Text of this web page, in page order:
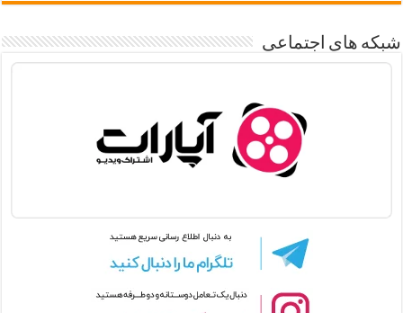
شبکه های اجتماعی